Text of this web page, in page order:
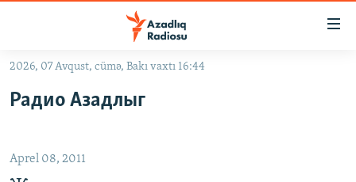
Əsas
qayıt
qayıt
#İZAHLA
#ƏSLINDƏ
2026, 07 Avqust, cümə, Bakı vaxtı 16:44
Радио Азадлыг
Aprel 08, 2011